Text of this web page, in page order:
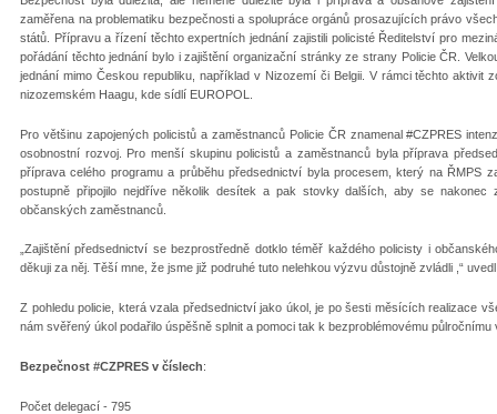
zaměřena na problematiku bezpečnosti a spolupráce orgánů prosazujících právo
států. Přípravu a řízení těchto expertních jednání zajistili policisté Ředitelství pro
pořádání těchto jednání bylo i zajištění organizační stránky ze strany Policie ČR.
jednání mimo Českou republiku, například v Nizozemí či Belgii. V rámci těchto aktivit
nizozemském Haagu, kde sídlí EUROPOL.
Pro většinu zapojených policistů a zaměstnanců Policie ČR znamenal #CZPRES
osobnostní rozvoj. Pro menší skupinu policistů a zaměstnanců byla příprava
příprava celého programu a průběhu předsednictví byla procesem, který na ŘMPS
postupně připojilo nejdříve několik desítek a pak stovky dalších, aby se
občanských zaměstnanců.
„Zajištění předsednictví se bezprostředně dotklo téměř každého policisty i
děkuji za něj. Těší mne, že jsme již podruhé tuto nelehkou výzvu důstojně zvládli ,“
Z pohledu policie, která vzala předsednictví jako úkol, je po šesti měsících realizace
nám svěřený úkol podařilo úspěšně splnit a pomoci tak k bezproblémovému
Bezpečnost #CZPRES v číslech:
Počet delegací - 795